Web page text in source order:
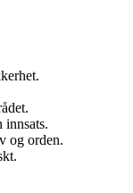
og orden.